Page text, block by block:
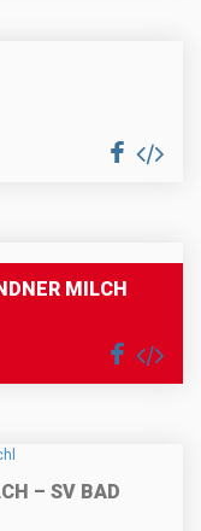
MILCH
– SV BAD